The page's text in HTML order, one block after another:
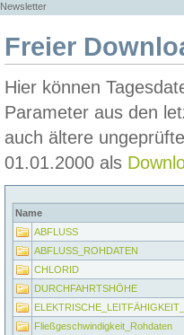
Newsletter
Freier
Hier können
Parameter aus den
auch ältere
01.01.2000 als
Name
ABFLUSS
ABFLUSS_ROHDATEN
CHLORID
DURCHFAHRTSHÖHE
Fließgeschwindigkeit_Rohdaten